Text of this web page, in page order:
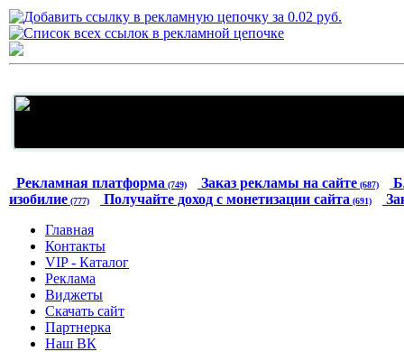
Рекламная платформа (749) Заказ рекламы на сайте (687)
изобилие (777) Получайте доход с монетизации сайта (691)
Главная
Контакты
VIP - Каталог
Реклама
Виджеты
Скачать сайт
Партнерка
Наш ВК